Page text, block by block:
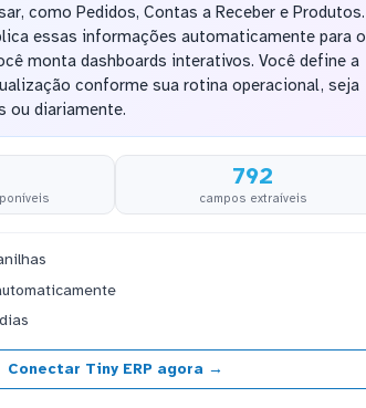
como Pedidos, Contas a Receber e Produtos.
essas informações automaticamente para o
monta dashboards interativos. Você define a
conforme sua rotina operacional, seja
ou diariamente.
792
campos extraíveis
Conectar Tiny ERP agora →